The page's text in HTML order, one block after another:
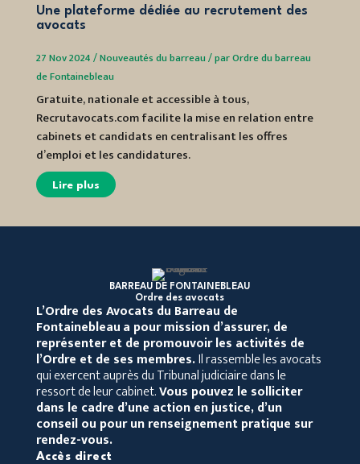
27 Nov 2024/Nouveautés du barreau/parOrdre du barreau
de Fontainebleau
Une plateforme dédiée au recrutement des
avocats
Gratuite, nationale et accessible à tous,
Recrutavocats.com facilite la mise en relation entre
cabinets et candidats en centralisant les offres
d’emploi et les candidatures.
Lire plus
BARREAU DE FONTAINEBLEAU
Ordre des avocats
L’Ordre des Avocats du Barreau de
Fontainebleaua pour mission d’assurer, de
représenter et de promouvoir les activités de
l’Ordre et de ses membres.Il rassemble les avocats
qui exercent auprès du Tribunal judiciaire dans le
ressort de leur cabinet.Vous pouvez le solliciter
dans le cadre d’une action en justice, d’un
conseil ou pour un renseignement pratique sur
rendez-vous.
Accès direct